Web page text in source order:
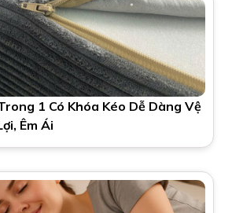
1 Có Khóa Kéo Dễ Dàng Vệ
Êm Ái